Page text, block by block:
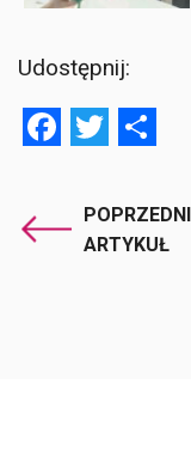
Udostępnij:
Facebook
POPRZEDNI
ARTYKUŁ